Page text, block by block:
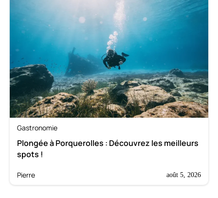
Gastronomie
Plongée à Porquerolles : Découvrez les meilleurs
spots !
Pierre août 5, 2026